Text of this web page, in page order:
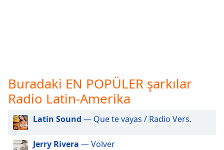
Audio
Track
in-
Picture
This
Buradaki EN POPÜLER şarkılar
Radio Latin-Amerika
Latin Sound — Que te vayas / Radio Vers.
Jerry Rivera — Volver